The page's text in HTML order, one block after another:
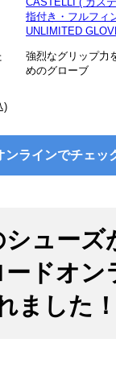
)
指付き・フルフィ
UNLIMITED
強烈なグリップ力
めのグローブ
ンラインでチェッ
シューズ
ドオン
ました